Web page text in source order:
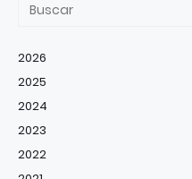
2026
2025
2024
2023
2022